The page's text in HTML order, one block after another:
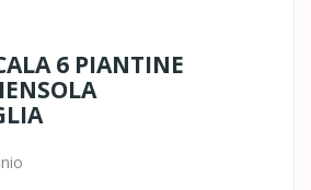
6 PIANTINE